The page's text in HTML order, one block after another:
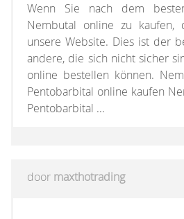
Wenn Sie nach dem
Nembutal online zu kaufen,
unsere Website. Dies ist der
andere, die sich nicht sicher
online bestellen können.
Pentobarbital online kaufen
Pentobarbital ...
door maxthotrading